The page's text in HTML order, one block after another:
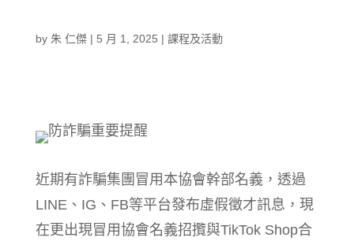
by 朱 仁傑| 5 月 1, 2025 | 課程及活動
近期有詐騙集團冒用本協會幹部名義，透過
LINE、IG、FB等平台發布虛假徵才訊息，現
在更出現冒用協會名義招攬與TikTok Shop合